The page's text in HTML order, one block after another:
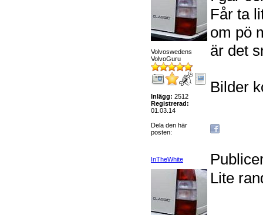
Volvoswedens
VolvoGuru
Inlägg: 2512
Registrerad:
01.03.14
Får ta
om pö
är det
Bilder
Dela den här
posten:
InTheWhite
Lite